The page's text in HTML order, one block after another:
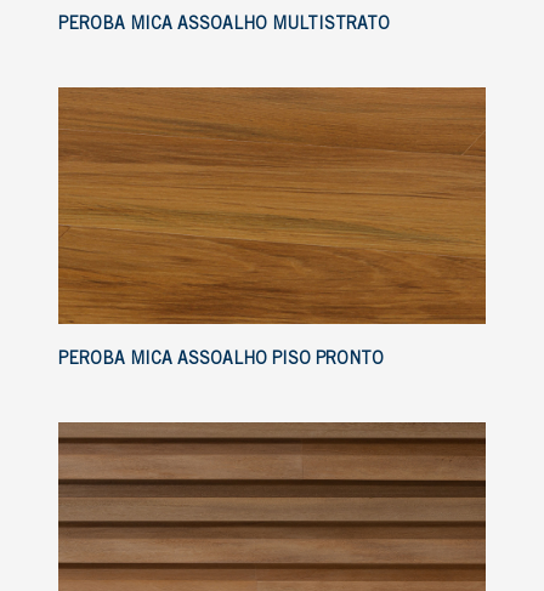
PEROBA MICA ASSOALHO MULTISTRATO
PEROBA MICA ASSOALHO PISO PRONTO